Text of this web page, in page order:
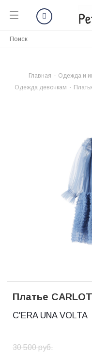
Главная - Одежда и
Одежда девочкам -
Платье
C'ERA UNA VOLTA
30 500руб.